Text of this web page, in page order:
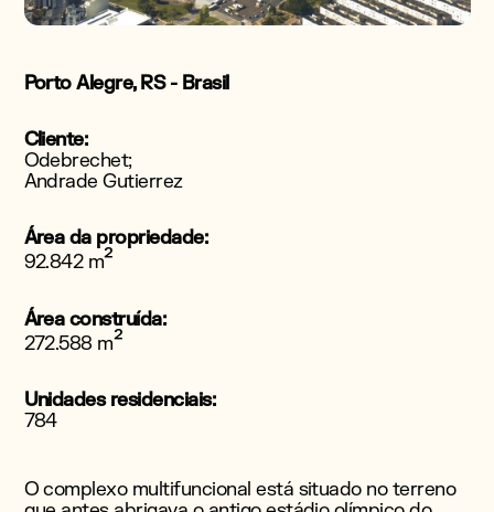
Porto Alegre, RS - Brasil
Cliente:
Odebrechet;
Andrade Gutierrez
Área da propriedade:
92.842 m²
Área construída:
272.588 m²
Unidades residenciais:
784
O complexo multifuncional está situado no terreno